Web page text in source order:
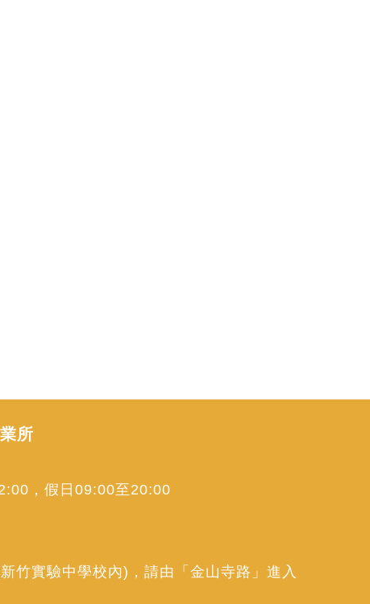
所
，假日09:00至20:00
竹實驗中學校內)，請由「金山寺路」進入